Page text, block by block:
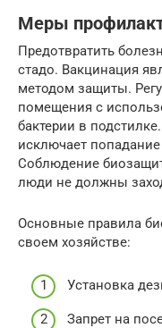
Меры
Предотвратить
стадо. Вакцинация
методом защиты.
помещения с
бактерии в
исключает
Соблюдение
люди не должны
Основные правила
своем хозяйстве:
Установка
Запрет на